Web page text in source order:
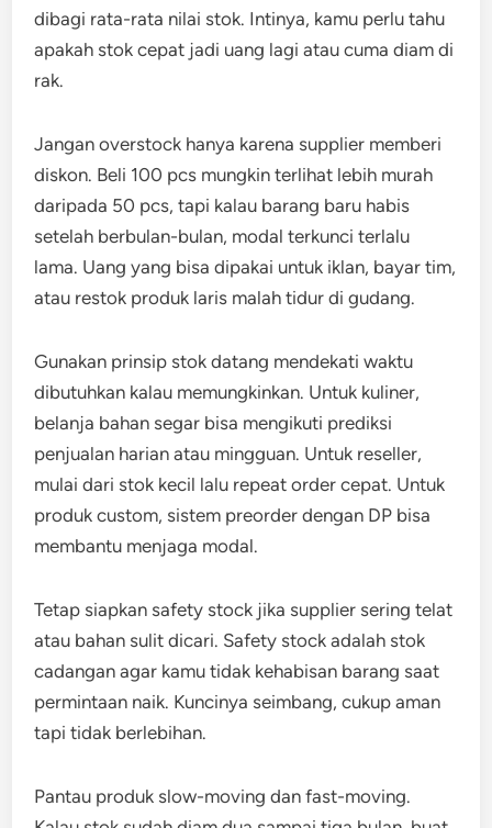
dibagi rata-rata nilai stok. Intinya, kamu perlu tahu
apakah stok cepat jadi uang lagi atau cuma diam di
rak.
Jangan overstock hanya karena supplier memberi
diskon. Beli 100 pcs mungkin terlihat lebih murah
daripada 50 pcs, tapi kalau barang baru habis
setelah berbulan-bulan, modal terkunci terlalu
lama. Uang yang bisa dipakai untuk iklan, bayar tim,
atau restok produk laris malah tidur di gudang.
Gunakan prinsip stok datang mendekati waktu
dibutuhkan kalau memungkinkan. Untuk kuliner,
belanja bahan segar bisa mengikuti prediksi
penjualan harian atau mingguan. Untuk reseller,
mulai dari stok kecil lalu repeat order cepat. Untuk
produk custom, sistem preorder dengan DP bisa
membantu menjaga modal.
Tetap siapkan safety stock jika supplier sering telat
atau bahan sulit dicari. Safety stock adalah stok
cadangan agar kamu tidak kehabisan barang saat
permintaan naik. Kuncinya seimbang, cukup aman
tapi tidak berlebihan.
Pantau produk slow-moving dan fast-moving.